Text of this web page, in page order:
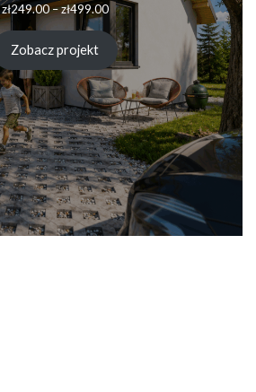
zł249.00–zł499.00Zakres
cen:
od
zł249.00
do
zł499.00
Zobacz projekt